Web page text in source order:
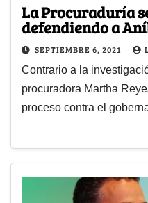
La Procuraduría
defendiendo a
SEPTIEMBRE 6, 2021
Contrario a la
procuradora Martha
proceso contra el